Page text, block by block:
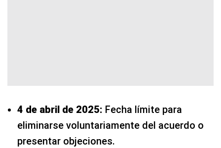
4 de abril de 2025: Fecha límite para
eliminarse voluntariamente del acuerdo o
presentar objeciones.